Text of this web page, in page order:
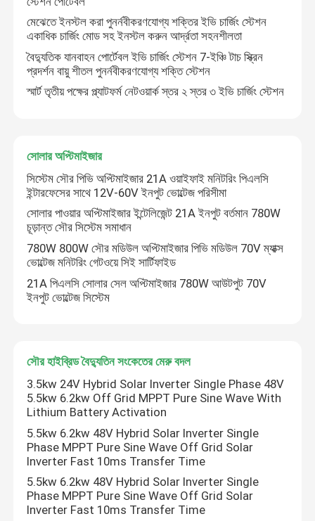
আমাদের সম্পর্কে
কারখানা পরিদর্শন
আমাদের সাথে যোগাযোগ
খবর
একটি উদ্ধৃতি অনুরোধ করুন
VFD পরিবর্তনশীল ফ্রিকোয়েন্সি ড্রাইভ
পরিবর্তনশীল ফ্রিকোয়েন্সি কনভার্টার
ভেক্টর ফ্রিকোয়েন্সি ইনভার্টার
ভিএফডি ফ্রিকোয়েন্সি ইনভার্টার
ফ্রিকোয়েন্সি ড্রাইভ ইনভার্টার
মেঝেতে ইনস্টল করা পুনর্নবীকরণযোগ্য শক্তির ইভি চার্জিং স্টেশন
একাধিক চার্জিং মোড সহ ইনস্টল করুন আর্দ্রতা সহনশীলতা
বৈদ্যুতিক যানবাহন পোর্টেবল ইভি চার্জিং স্টেশন 7-ইঞ্চি টাচ স্ক্রিন
প্রদর্শন বায়ু শীতল পুনর্নবীকরণযোগ্য শক্তি স্টেশন
স্মার্ট তৃতীয় পক্ষের প্ল্যাটফর্ম নেটওয়ার্ক স্তর ২ স্তর ৩ ইভি চার্জিং স্টেশন
সোলার অপ্টিমাইজার
সিস্টেম সৌর পিভি অপ্টিমাইজার 21A ওয়াইফাই মনিটরিং পিএলসি
ইন্টারফেসের সাথে 12V-60V ইনপুট ভোল্টেজ পরিসীমা
সোলার পাওয়ার অপ্টিমাইজার ইন্টেলিজেন্ট 21A ইনপুট বর্তমান 780W
চূড়ান্ত সৌর সিস্টেম সমাধান
780W 800W সৌর মডিউল অপ্টিমাইজার পিভি মডিউল 70V ম্যাক্স
ভোল্টেজ মনিটরিং গেটওয়ে সিই সার্টিফাইড
21A পিএলসি সোলার সেল অপ্টিমাইজার 780W আউটপুট 70V
ইনপুট ভোল্টেজ সিস্টেম
সৌর হাইব্রিড বৈদ্যুতিন সংকেতের মেরু বদল
3.5kw 24V Hybrid Solar Inverter Single Phase 48V
5.5kw 6.2kw Off Grid MPPT Pure Sine Wave With
Lithium Battery Activation
5.5kw 6.2kw 48V Hybrid Solar Inverter Single
Phase MPPT Pure Sine Wave Off Grid Solar
Inverter Fast 10ms Transfer Time
5.5kw 6.2kw 48V Hybrid Solar Inverter Single
Phase MPPT Pure Sine Wave Off Grid Solar
Inverter Fast 10ms Transfer Time